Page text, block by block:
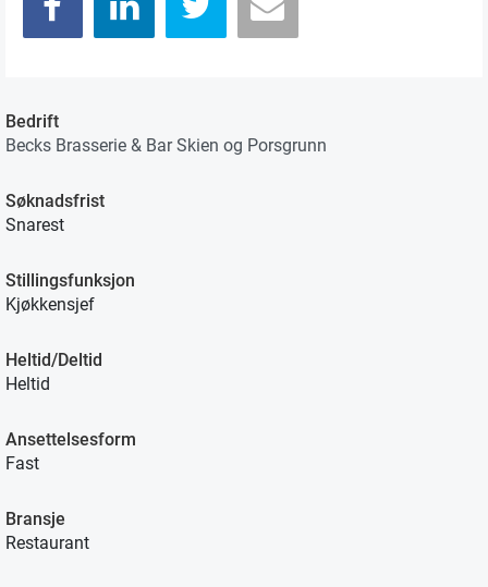
Bedrift
Becks Brasserie & Bar Skien og Porsgrunn
Søknadsfrist
Snarest
Stillingsfunksjon
Kjøkkensjef
Heltid/Deltid
Heltid
Ansettelsesform
Fast
Bransje
Restaurant